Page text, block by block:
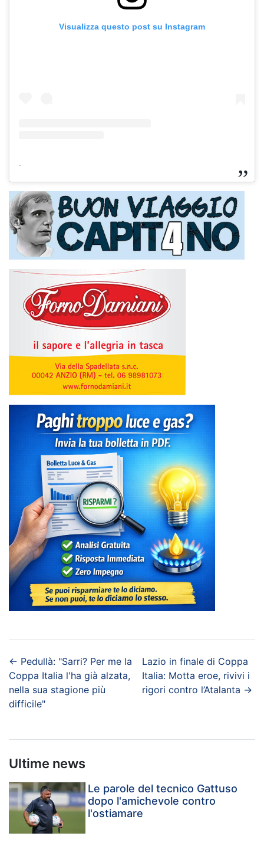
Visualizza questo post su Instagram
-
← Pedullà: "Sarri? Per me la
Coppa Italia l'ha già alzata,
nella sua stagione più
difficile"
Lazio in finale di Coppa
Italia: Motta eroe, rivivi i
rigori contro l’Atalanta →
Ultime news
Le parole del tecnico Gattuso
dopo l'amichevole contro
l'ostiamare